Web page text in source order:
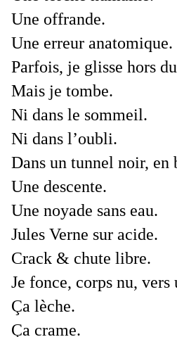
Une offrande.
Une erreur anatomique.
Parfois, je glisse hors
Mais je tombe.
Ni dans le sommeil.
Ni dans l’oubli.
Dans un tunnel noir, en
Une descente.
Une noyade sans eau.
Jules Verne sur acide.
Crack & chute libre.
Je fonce, corps nu, vers
Ça lèche.
Ça crame.